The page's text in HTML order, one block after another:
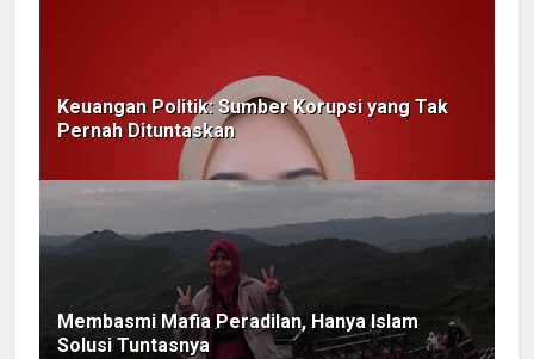
Keuangan Politik: Sumber Korupsi yang Tak
Pernah Dituntaskan
Membasmi Mafia Peradilan, Hanya Islam
Solusi Tuntasnya